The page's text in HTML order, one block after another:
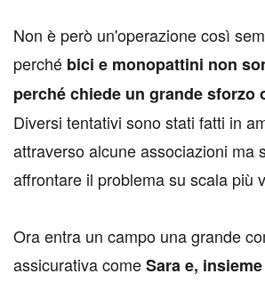
Non è però un'operazione così
perché bici e monopattini non
perché chiede un grande sforzo
Diversi tentativi sono stati fatti in
attraverso alcune associazioni ma
affrontare il problema su scala più
Ora entra un campo una grande
assicurativa comeSara e,